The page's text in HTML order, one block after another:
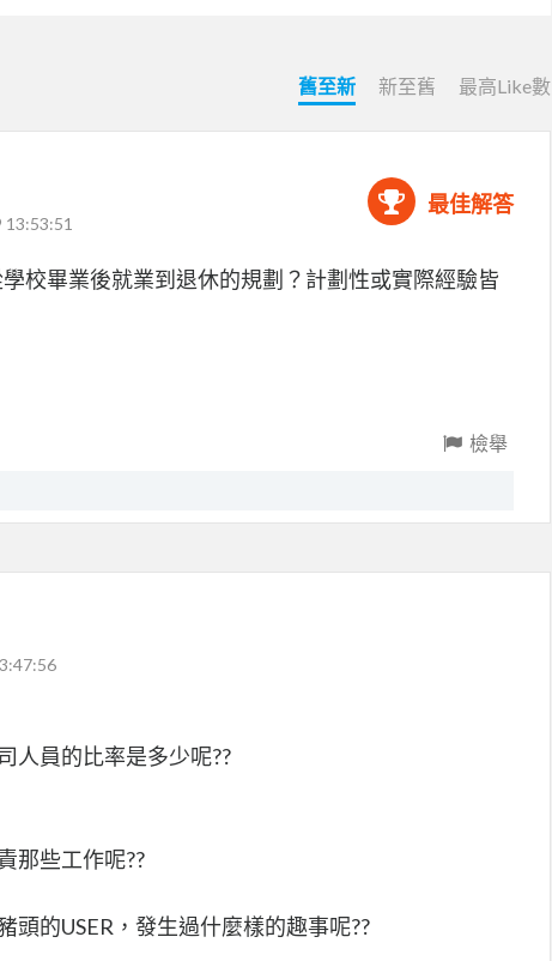
舊至新 新至舊 最高Like數
13:53:51
最佳解答
校畢業後就業到退休的規劃？計劃性或實際經驗皆
檢舉
人員的比率是多少呢??
那些工作呢??
的USER，發生過什麼樣的趣事呢??